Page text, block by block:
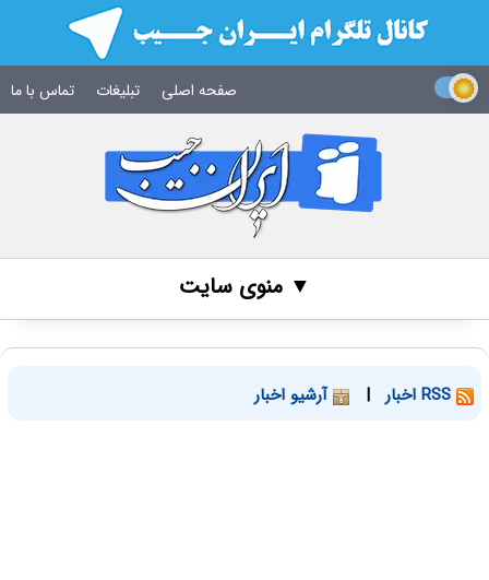
صفحه اصلی تبلیغات تماس با ما
▼ منوی سایت
| آرشیو اخبار